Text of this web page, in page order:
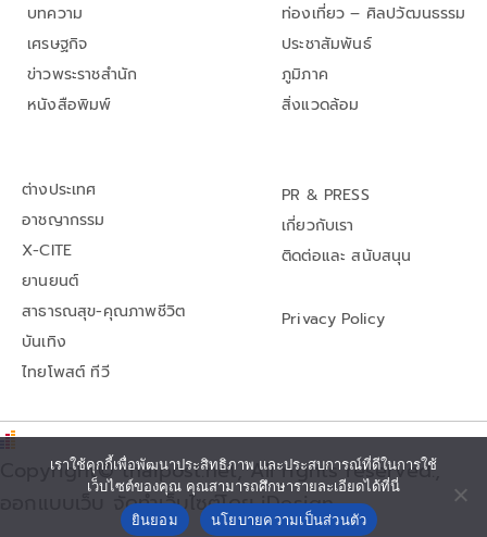
บทความ
เศรษฐกิจ
ข่าวพระราชสำนัก
หนังสือพิมพ์
ท่องเที่ยว – ศิลปวัฒนธรรม
ประชาสัมพันธ์
ภูมิภาค
สิ่งแวดล้อม
ต่างประเทศ
อาชญากรรม
X-CITE
ยานยนต์
สาธารณสุข-คุณภาพชีวิต
บันเทิง
ไทยโพสต์ ทีวี
PR & PRESS
เกี่ยวกับเรา
ติดต่อและ สนับสนุน
Privacy Policy
Copyright© thaipost.net, All rights reserved.,
ออกแบบเว็บ จัดทำเว็บไซต์โดย iDesign
เราใช้คุกกี้เพื่อพัฒนาประสิทธิภาพ และประสบการณ์ที่ดีในการใช้
เว็บไซต์ของคุณ คุณสามารถศึกษารายละเอียดได้ที่นี่
ยินยอม
นโยบายความเป็นส่วนตัว